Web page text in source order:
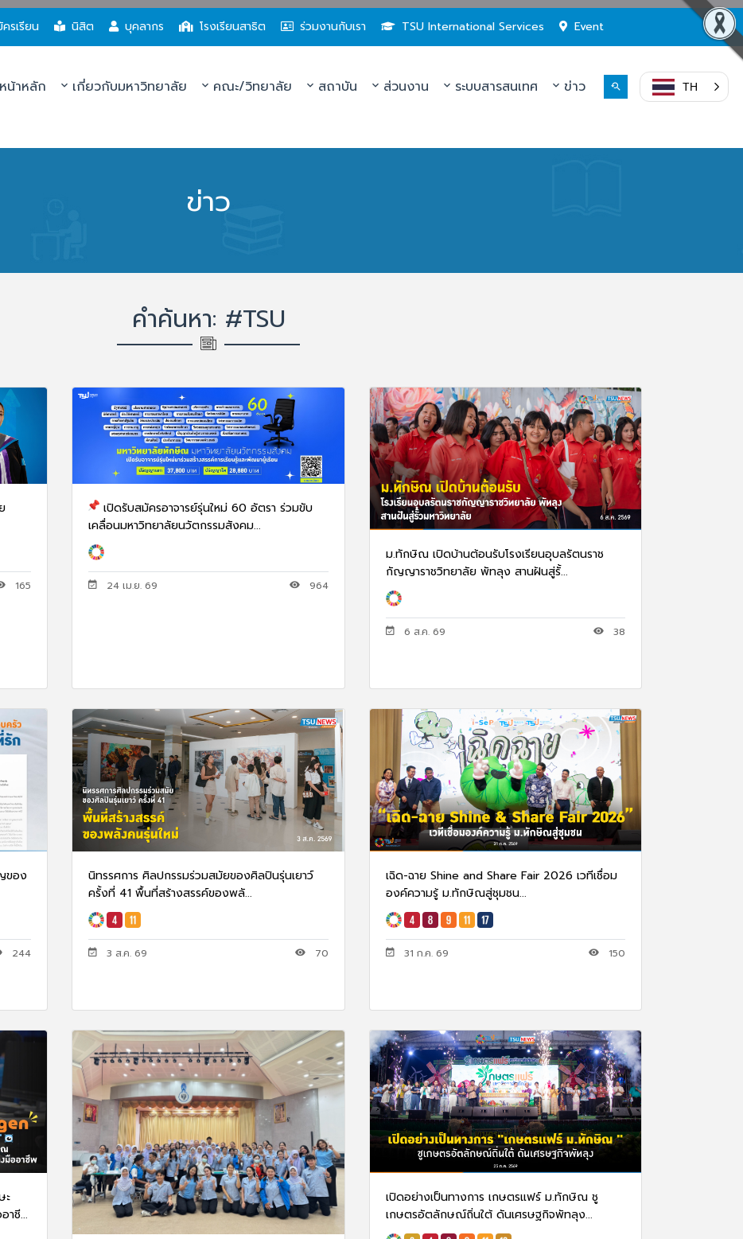
รเรียน นิสิต บุคลากร โรงเรียนสาธิต ร่วมงานกับเรา TSU International Services Event
าหลัก เกี่ยวกับมหาวิทยาลัย คณะ/วิทยาลัย สถาบัน ส่วนงาน ระบบสารสนเทศ ข่าว TH
ข่าว
คำค้นหา: #TSU
165
เปิดรับสมัครอาจารย์รุ่นใหม่ 60 อัตรา ร่วมขับ
เคลื่อนมหาวิทยาลัยนวัตกรรมสังคม...
24 เม.ย. 69 964
ม.ทักษิณ เปิดบ้านต้อนรับโรงเรียนอุบลรัตนราช
กัญญาราชวิทยาลัย พัทลุง สานฝันสู่รั้...
6 ส.ค. 69 38
ของ
244
นิทรรศการ ศิลปกรรมร่วมสมัยของศิลปินรุ่นเยาว์
ครั้งที่ 41 พื้นที่สร้างสรรค์ของพลั...
3 ส.ค. 69 70
เฉิด-ฉาย Shine and Share Fair 2026 เวทีเชื่อม
องค์ความรู้ ม.ทักษิณสู่ชุมชน...
31 ก.ค. 69 150
ะ
าชี...
เปิดอย่างเป็นทางการ เกษตรแฟร์ ม.ทักษิณ ชู
เกษตรอัตลักษณ์ถิ่นใต้ ดันเศรษฐกิจพัทลุง...